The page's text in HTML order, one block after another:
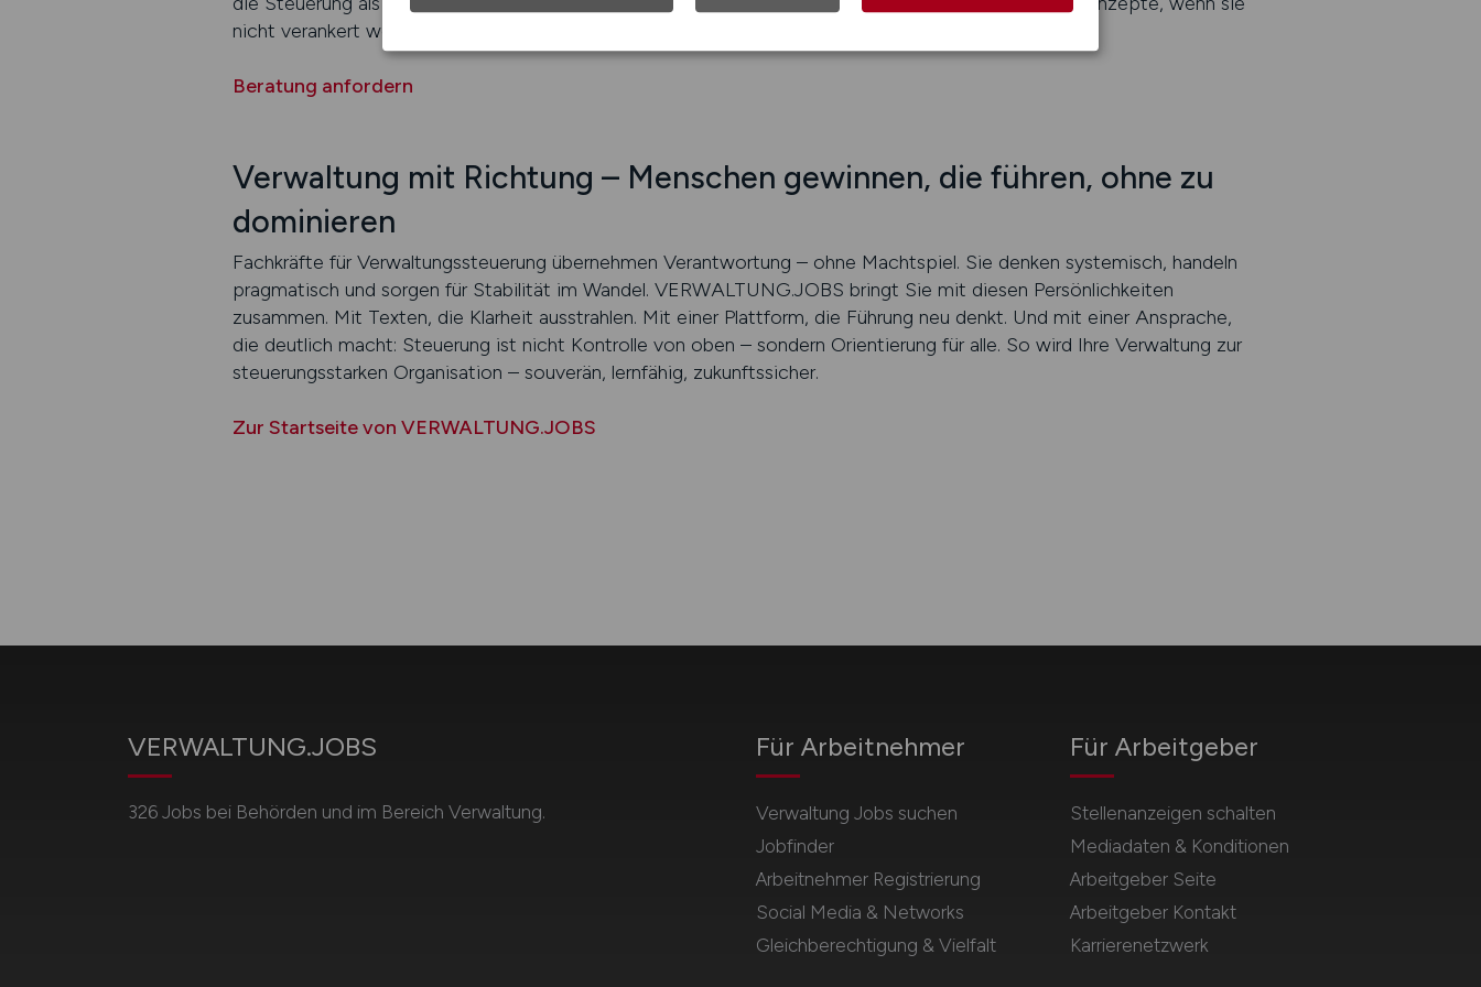
nicht verankert werden? Steuerung ist kein Planungsakt – sie ist dauerhafte Führung.
Beratung anfordern
Verwaltung mit Richtung – Menschen gewinnen, die führen, ohne zu
dominieren
Fachkräfte für Verwaltungssteuerung übernehmen Verantwortung – ohne Machtspiel. Sie denken systemisch, handeln
pragmatisch und sorgen für Stabilität im Wandel. VERWALTUNG.JOBS bringt Sie mit diesen Persönlichkeiten
zusammen. Mit Texten, die Klarheit ausstrahlen. Mit einer Plattform, die Führung neu denkt. Und mit einer Ansprache,
die deutlich macht: Steuerung ist nicht Kontrolle von oben – sondern Orientierung für alle. So wird Ihre Verwaltung zur
steuerungsstarken Organisation – souverän, lernfähig, zukunftssicher.
Zur Startseite von VERWALTUNG.JOBS
VERWALTUNG.JOBS
326 Jobs bei Behörden und im Bereich Verwaltung.
Für Arbeitnehmer
Verwaltung Jobs suchen
Jobfinder
Arbeitnehmer Registrierung
Social Media & Networks
Gleichberechtigung & Vielfalt
Für Arbeitgeber
Stellenanzeigen schalten
Mediadaten & Konditionen
Arbeitgeber Seite
Arbeitgeber Kontakt
Karrierenetzwerk